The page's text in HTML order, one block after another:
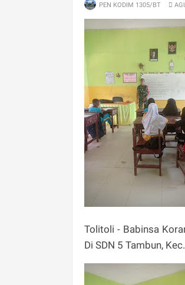
PEN KODIM 1305/BT
Tolitoli - Babinsa
Di SDN 5 Tambun,